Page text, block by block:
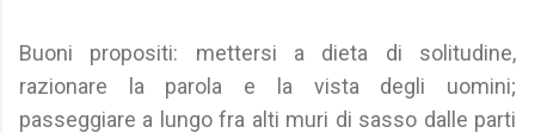
Buoni propositi: mettersi a dieta di solitudine,
razionare la parola e la vista degli uomini;
passeggiare a lungo fra alti muri di sasso dalle parti